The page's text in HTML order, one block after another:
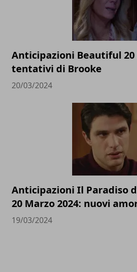
Anticipazioni Beautiful 20
tentativi di Brooke
20/03/2024
Anticipazioni Il Paradiso
20 Marzo 2024: nuovi
19/03/2024